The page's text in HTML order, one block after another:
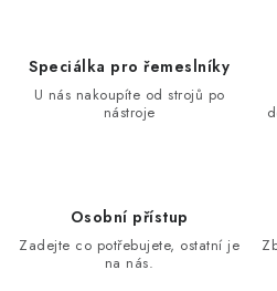
Speciálka pro řemeslníky
U nás nakoupíte od strojů po
nástroje
Osobní přístup
Zadejte co potřebujete, ostatní je
na nás.